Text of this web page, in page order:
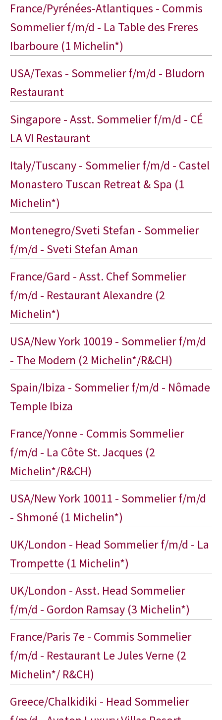
France/Pyrénées-Atlantiques - Commis
Sommelier f/m/d - La Table des Freres
Ibarboure (1 Michelin*)
USA/Texas - Sommelier f/m/d - Bludorn
Restaurant
Singapore - Asst. Sommelier f/m/d - CÉ
LA VI Restaurant
Italy/Tuscany - Sommelier f/m/d - Castel
Monastero Tuscan Retreat & Spa (1
Michelin*)
Montenegro/Sveti Stefan - Sommelier
f/m/d - Sveti Stefan Aman
France/Gard - Asst. Chef Sommelier
f/m/d - Restaurant Alexandre (2
Michelin*)
USA/New York 10019 - Sommelier f/m/d
- The Modern (2 Michelin*/R&CH)
Spain/Ibiza - Sommelier f/m/d - Nômade
Temple Ibiza
France/Yonne - Commis Sommelier
f/m/d - La Côte St. Jacques (2
Michelin*/R&CH)
USA/New York 10011 - Sommelier f/m/d
- Shmoné (1 Michelin*)
UK/London - Head Sommelier f/m/d - La
Trompette (1 Michelin*)
UK/London - Asst. Head Sommelier
f/m/d - Gordon Ramsay (3 Michelin*)
France/Paris 7e - Commis Sommelier
f/m/d - Restaurant Le Jules Verne (2
Michelin*/ R&CH)
Greece/Chalkidiki - Head Sommelier